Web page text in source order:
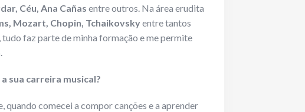
Céu, Ana Cañas entre outros. Na área erudita
Mozart, Chopin, Tchaikovskyentre tantos
faz parte de minha formação e me permite
sua carreira musical?
quando comecei a compor canções e a aprender